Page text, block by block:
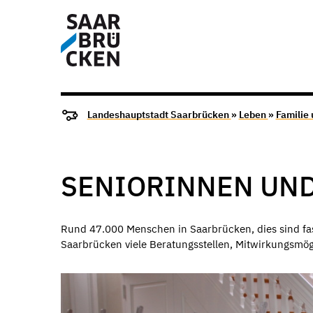
Landeshauptstadt Saarbrücken » Leben » Familie
SENIORINNEN
Rund 47.000 Menschen in Saarbrücken, dies sind
Saarbrücken viele Beratungsstellen,